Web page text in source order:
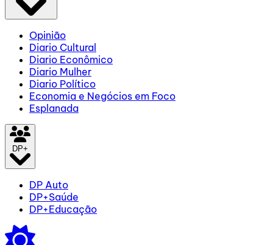
Opinião
Diario Cultural
Diario Econômico
Diario Mulher
Diario Político
Economia e Negócios em Foco
Esplanada
DP+
DP Auto
DP+Saúde
DP+Educação